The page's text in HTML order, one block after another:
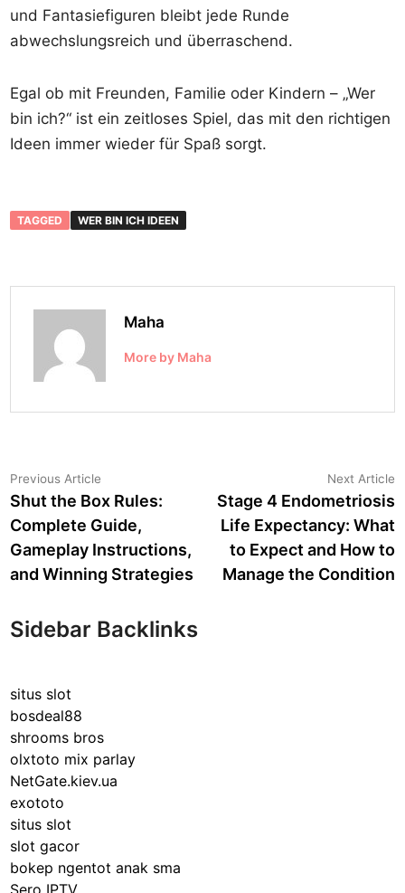
und Fantasiefiguren bleibt jede Runde
abwechslungsreich und überraschend.
Egal ob mit Freunden, Familie oder Kindern – „Wer
bin ich?“ ist ein zeitloses Spiel, das mit den richtigen
Ideen immer wieder für Spaß sorgt.
TAGGED WER BIN ICH IDEEN
Maha
More by Maha
Post
navigation
Previous Article
article:
Shut the Box Rules:
Complete Guide,
Gameplay Instructions,
and Winning Strategies
Next Article
Stage 4 Endometriosis
Life Expectancy: What
to Expect and How to
Manage the Condition
Sidebar Backlinks
situs slot
bosdeal88
shrooms bros
olxtoto mix parlay
NetGate.kiev.ua
exototo
situs slot
slot gacor
bokep ngentot anak sma
Sero IPTV